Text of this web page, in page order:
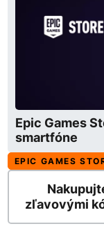
Epic Games
smartfóne
EPIC GAMES
zľavovými